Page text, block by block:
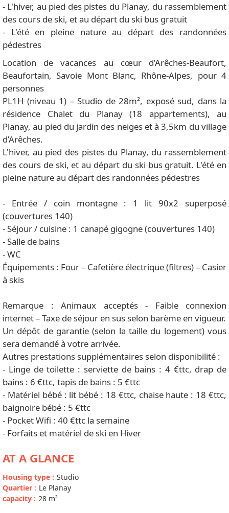
- L'hiver, au pied des pistes du Planay, du rassemblement
des cours de ski, et au départ du ski bus gratuit
- L'été en pleine nature au départ des randonnées
pédestres
Location de vacances au cœur d’Arêches-Beaufort,
Beaufortain, Savoie Mont Blanc, Rhône-Alpes, pour 4
personnes
PL1H (niveau 1) – Studio de 28m², exposé sud, dans la
résidence Chalet du Planay (18 appartements), au
Planay, au pied du jardin des neiges et à 3,5km du village
d’Arêches.
L'hiver, au pied des pistes du Planay, du rassemblement
des cours de ski, et au départ du ski bus gratuit. L'été en
pleine nature au départ des randonnées pédestres
- Entrée / coin montagne : 1 lit 90x2 superposé
(couvertures 140)
- Séjour / cuisine : 1 canapé gigogne (couvertures 140)
- Salle de bains
- WC
Équipements : Four – Cafetière électrique (filtres) – Casier
à skis
Remarque : Animaux acceptés - Faible connexion
internet – Taxe de séjour en sus selon barème en vigueur.
Un dépôt de garantie (selon la taille du logement) vous
sera demandé à votre arrivée.
Autres prestations supplémentaires selon disponibilité :
- Linge de toilette : serviette de bains : 4 €ttc, drap de
bains : 6 €ttc, tapis de bains : 5 €ttc
- Matériel bébé : lit bébé : 18 €ttc, chaise haute : 18 €ttc,
baignoire bébé : 5 €ttc
- Pocket Wifi : 40 €ttc la semaine
- Forfaits et matériel de ski en Hiver
AT A GLANCE
Housing type : Studio
Quartier : Le Planay
capacity : 28 m²